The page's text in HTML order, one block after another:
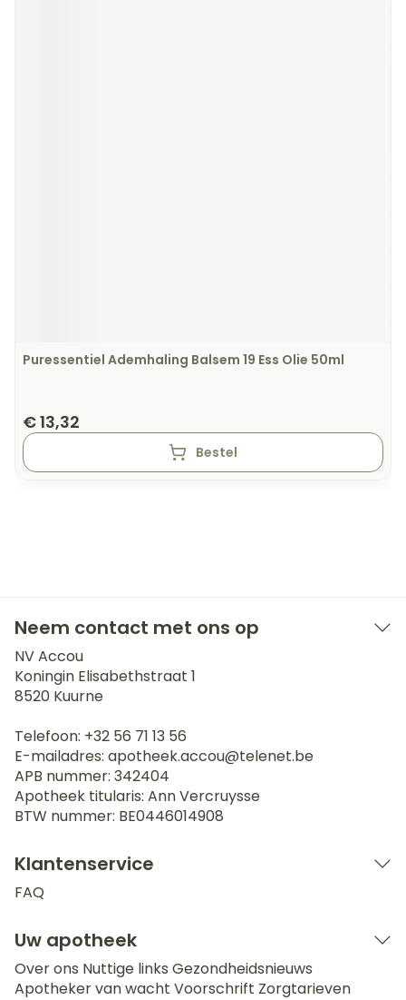
Puressentiel Ademhaling Balsem 19 Ess Olie 50ml
€ 13,32
Bestel
Neem contact met ons op
NV Accou
Koningin Elisabethstraat 1
8520 Kuurne
Telefoon: +32 56 71 13 56
E-mailadres: apotheek.accou@telenet.be
APB nummer: 342404
Apotheek titularis: Ann Vercruysse
BTW nummer: BE0446014908
Klantenservice
FAQ
Uw apotheek
Over ons Nuttige links Gezondheidsnieuws
Apotheker van wacht Voorschrift Zorgtarieven